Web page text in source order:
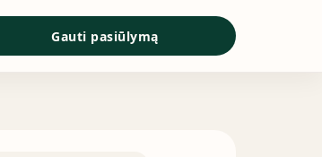
Gauti pasiūlymą